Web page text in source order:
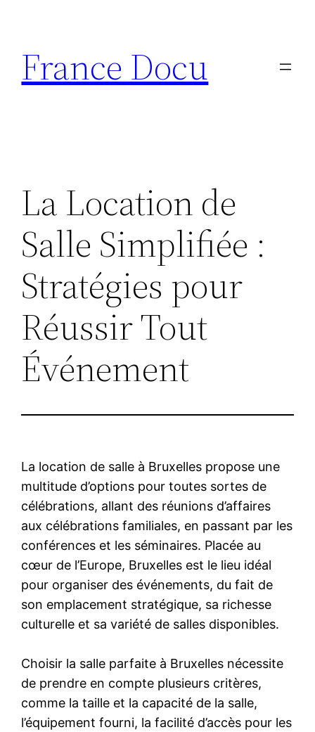
contenu
France Docu
La Location de
Salle Simplifiée :
Stratégies pour
Réussir Tout
Événement
La location de salle à Bruxelles propose une
multitude d’options pour toutes sortes de
célébrations, allant des réunions d’affaires
aux célébrations familiales, en passant par les
conférences et les séminaires. Placée au
cœur de l’Europe, Bruxelles est le lieu idéal
pour organiser des événements, du fait de
son emplacement stratégique, sa richesse
culturelle et sa variété de salles disponibles.
Choisir la salle parfaite à Bruxelles nécessite
de prendre en compte plusieurs critères,
comme la taille et la capacité de la salle,
l’équipement fourni, la facilité d’accès pour les